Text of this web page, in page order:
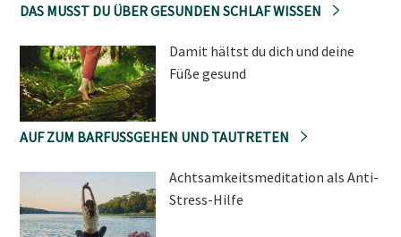
DAS MUSST DU ÜBER GESUNDEN SCHLAF WISSEN
Damit hältst du dich und deine
Füße gesund
AUF ZUM BARFUSSGEHEN UND TAUTRETEN
Achtsamkeitsmeditation als Anti-
Stress-Hilfe